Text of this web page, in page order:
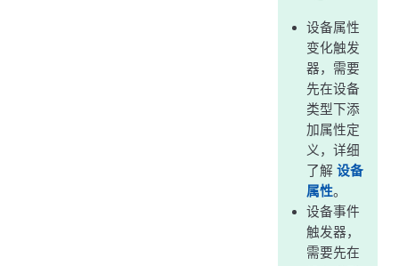
设备属性
变化触发
器，需要
先在设备
类型下添
加属性定
义，详细
了解设备
属性。
设备事件
触发器，
需要先在